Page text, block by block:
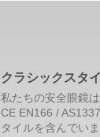
クラシックスタ
私たちの安全眼鏡
CE EN166 /
タイルを含んでい